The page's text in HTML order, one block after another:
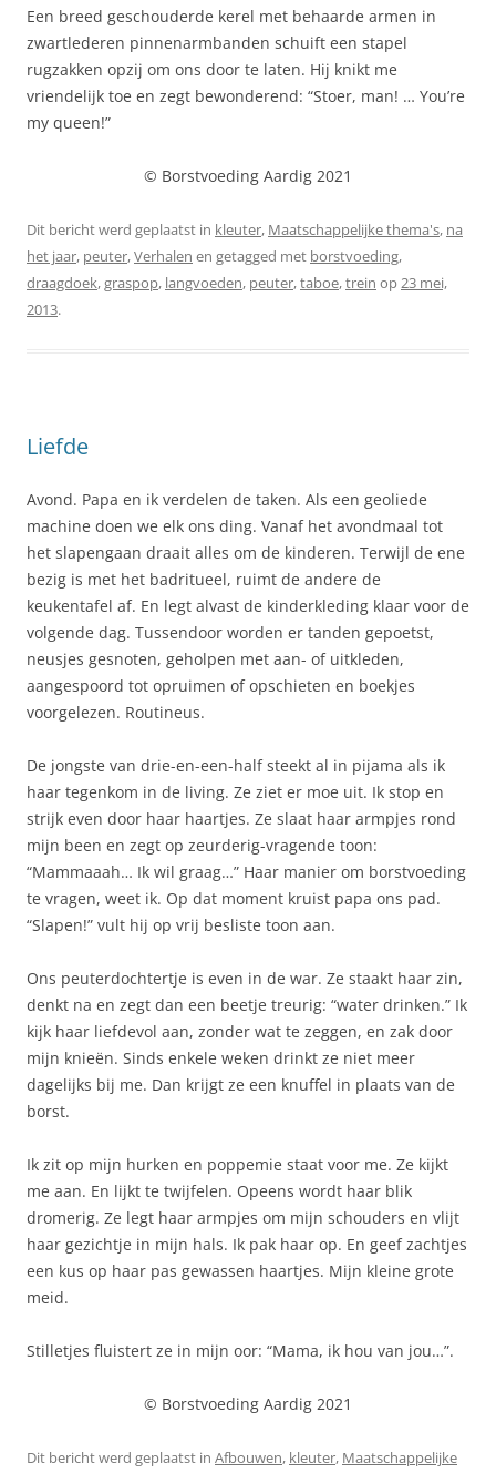
Een breed geschouderde kerel met behaarde armen in
zwartlederen pinnenarmbanden schuift een stapel
rugzakken opzij om ons door te laten. Hij knikt me
vriendelijk toe en zegt bewonderend: “Stoer, man! … You’re
my queen!”
© Borstvoeding Aardig 2021
Dit bericht werd geplaatst in kleuter, Maatschappelijke thema's, na
het jaar, peuter,Verhalen en getagged met borstvoeding,
draagdoek,graspop, langvoeden, peuter,taboe,trein op23 mei,
2013.
Liefde
Avond. Papa en ik verdelen de taken. Als een geoliede
machine doen we elk ons ding. Vanaf het avondmaal tot
het slapengaan draait alles om de kinderen. Terwijl de ene
bezig is met het badritueel, ruimt de andere de
keukentafel af. En legt alvast de kinderkleding klaar voor de
volgende dag. Tussendoor worden er tanden gepoetst,
neusjes gesnoten, geholpen met aan- of uitkleden,
aangespoord tot opruimen of opschieten en boekjes
voorgelezen. Routineus.
De jongste van drie-en-een-half steekt al in pijama als ik
haar tegenkom in de living. Ze ziet er moe uit. Ik stop en
strijk even door haar haartjes. Ze slaat haar armpjes rond
mijn been en zegt op zeurderig-vragende toon:
“Mammaaah… Ik wil graag…” Haar manier om borstvoeding
te vragen, weet ik. Op dat moment kruist papa ons pad.
“Slapen!” vult hij op vrij besliste toon aan.
Ons peuterdochtertje is even in de war. Ze staakt haar zin,
denkt na en zegt dan een beetje treurig: “water drinken.” Ik
kijk haar liefdevol aan, zonder wat te zeggen, en zak door
mijn knieën. Sinds enkele weken drinkt ze niet meer
dagelijks bij me. Dan krijgt ze een knuffel in plaats van de
borst.
Ik zit op mijn hurken en poppemie staat voor me. Ze kijkt
me aan. En lijkt te twijfelen. Opeens wordt haar blik
dromerig. Ze legt haar armpjes om mijn schouders en vlijt
haar gezichtje in mijn hals. Ik pak haar op. En geef zachtjes
een kus op haar pas gewassen haartjes. Mijn kleine grote
meid.
Stilletjes fluistert ze in mijn oor: “Mama, ik hou van jou…”.
© Borstvoeding Aardig 2021
Dit bericht werd geplaatst in Afbouwen, kleuter, Maatschappelijke